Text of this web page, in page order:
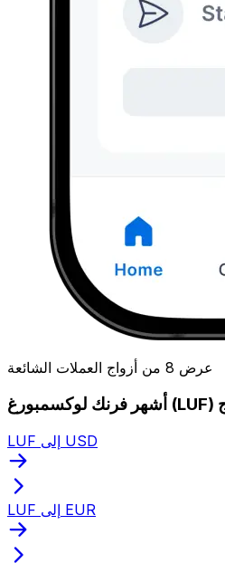
عرض 8 من أزواج العملات الشائعة
LUF إلى USD
LUF إلى EUR